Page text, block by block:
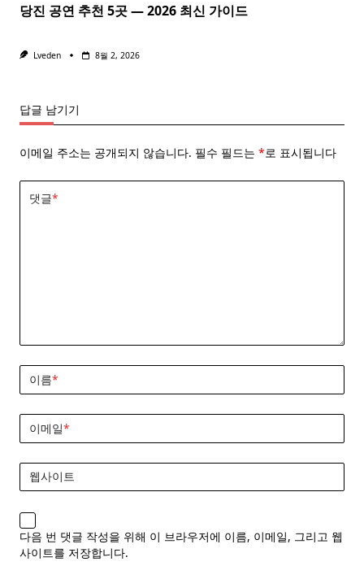
당진 공연 추천 5곳 — 2026 최신 가이드
Lveden 8월 2, 2026
답글 남기기
이메일 주소는 공개되지 않습니다. 필수 필드는 *로 표시됩니다
댓글*
이름*
이메일*
웹사이트
다음 번 댓글 작성을 위해 이 브라우저에 이름, 이메일, 그리고 웹
사이트를 저장합니다.